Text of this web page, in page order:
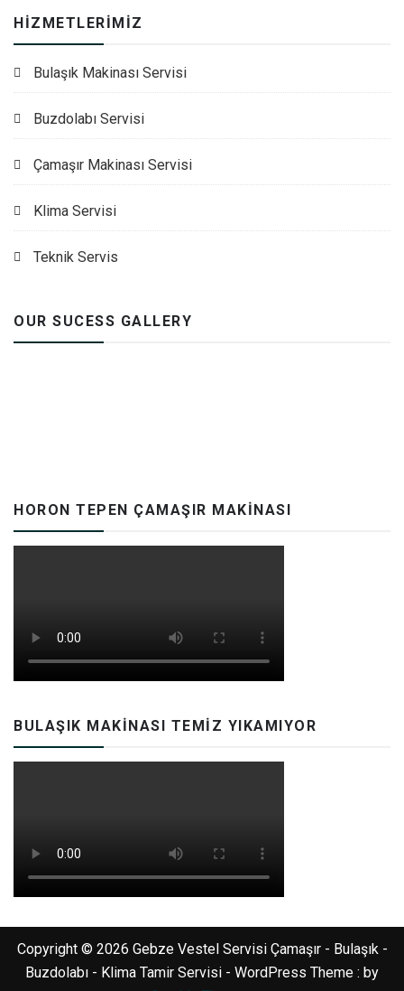
HIZMETLERIMIZ
Bulaşık Makinası Servisi
Buzdolabı Servisi
Çamaşır Makinası Servisi
Klima Servisi
Teknik Servis
OUR SUCESS GALLERY
HORON TEPEN ÇAMAŞIR MAKINASI
BULAŞIK MAKINASI TEMIZ YIKAMIYOR
Copyright © 2026 Gebze Vestel Servisi Çamaşır - Bulaşık -
Buzdolabı - Klima Tamir Servisi - WordPress Theme : by